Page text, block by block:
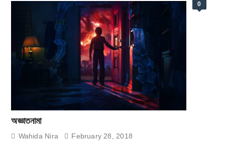
0
অজ্ঞাতনামা
Wahida Nira February 28, 2018